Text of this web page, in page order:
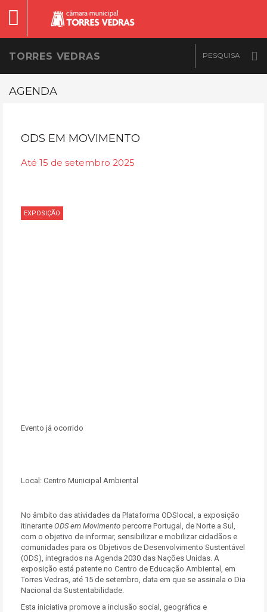
TORRES VEDRAS
AGENDA
ODS EM MOVIMENTO
Até 15 de setembro 2025
EXPOSIÇÃO
Evento já ocorrido
Local: Centro Municipal Ambiental
No âmbito das atividades da Plataforma ODSlocal, a exposição
itinerante ODS em Movimento percorre Portugal, de Norte a Sul,
com o objetivo de informar, sensibilizar e mobilizar cidadãos e
comunidades para os Objetivos de Desenvolvimento Sustentável
(ODS), integrados na Agenda 2030 das Nações Unidas. A
exposição está patente no Centro de Educação Ambiental, em
Torres Vedras, até 15 de setembro, data em que se assinala o Dia
Nacional da Sustentabilidade.
Esta iniciativa promove a inclusão social, geográfica e